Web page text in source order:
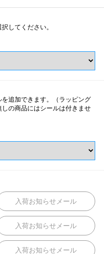
してください。
追加できます。（ラッピング
の商品にはシールは付きませ